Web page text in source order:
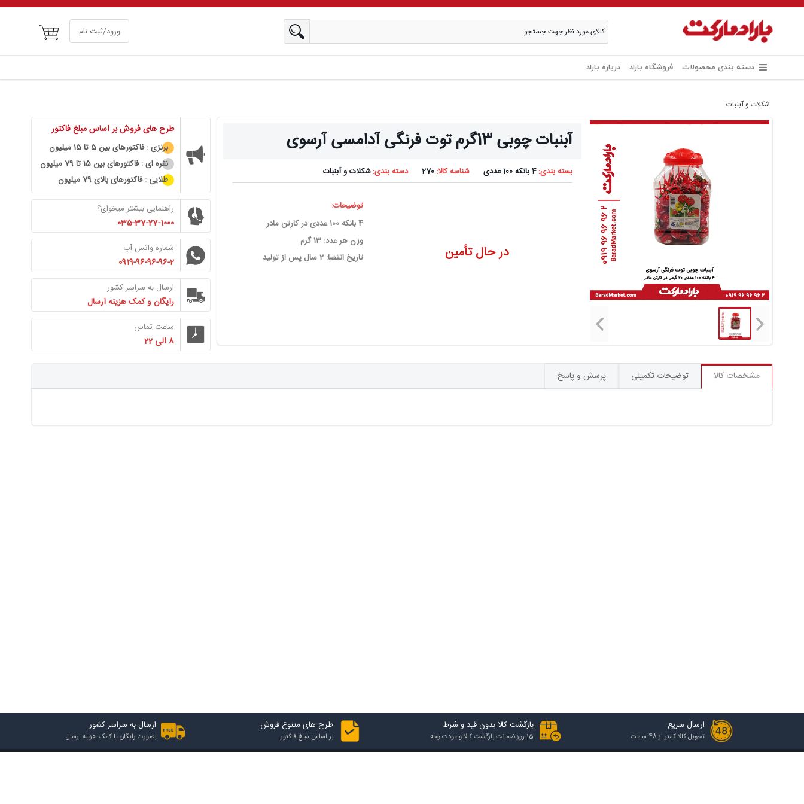
سبد خرید ورود/ثبت نام
دسته بندی محصولات فروشگاه باراد درباره باراد
شکلات و آبنبات
آبنبات چوبی 13گرم توت فرنگی آدامسی آرسوی
بسته بندی:4 بانکه 100 عددی شناسه کالا:270 دسته بندی:شکلات و آبنبات
در حال تأمین
توضیحات:
4 بانکه 100 عددی در کارتن مادر
وزن هر عدد: 13 گرم
تاریخ انقضا: 2 سال پس از تولید
طرح های فروش بر اساس مبلغ فاکتور
برنزی : فاکتورهای بین 5 تا 15 میلیون
نقره ای : فاکتورهای بین 15 تا 79 میلیون
طلایی : فاکتورهای بالای 79 میلیون
راهنمایی بیشتر میخوای؟
035-37-27-1000
شماره واتس آپ
0919-96-96-96-2
ارسال به سراسر کشور
رایگان و کمک هزینه ارسال
ساعت تماس
8 الی 22
مشخصات کالا توضیحات تکمیلی پرسش و پاسخ
ارسال سریع
تحویل کالا کمتر از 48 ساعت
بازگشت کالا بدون قید و شرط
15 روز ضمانت بازگشت کالا و عودت وجه
طرح های متنوع فروش
بر اساس مبلغ فاکتور
ارسال به سراسر کشور
بصورت رایگان یا کمک هزینه ارسال